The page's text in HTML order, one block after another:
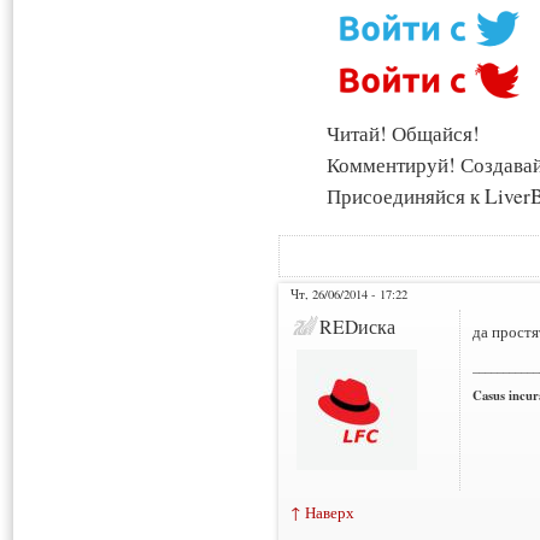
Читай! Общайся!
Комментируй!
Присоединяйся к
Чт, 26/06/2014 - 17:22
REDиска да
Casus
↑ Наверх